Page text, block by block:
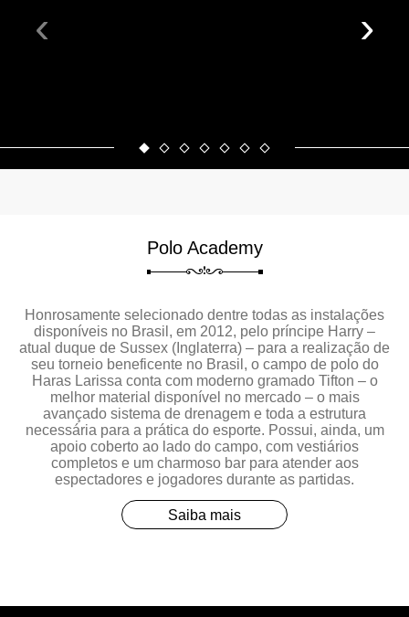
‹ ›
Polo Academy
Honrosamente selecionado dentre todas as instalações
disponíveis no Brasil, em 2012, pelo príncipe Harry –
atual duque de Sussex (Inglaterra) – para a realização de
seu torneio beneficente no Brasil, o campo de polo do
Haras Larissa conta com moderno gramado Tifton – o
melhor material disponível no mercado – o mais
avançado sistema de drenagem e toda a estrutura
necessária para a prática do esporte. Possui, ainda, um
apoio coberto ao lado do campo, com vestiários
completos e um charmoso bar para atender aos
espectadores e jogadores durante as partidas.
Saiba mais